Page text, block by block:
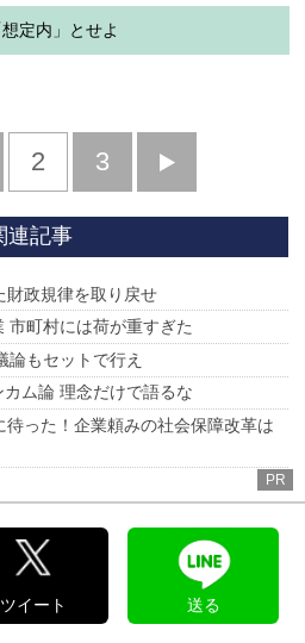
定内」とせよ
2 3
へ
連記事
財政規律を取り戻せ
市町村には荷が重すぎた
もセットで行え
ム論 理念だけで語るな
った！企業頼みの社会保障改革は
PR
ツイート 送る